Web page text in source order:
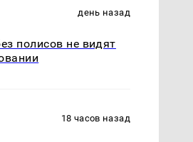
день назад
полисов не видят
18 часов назад